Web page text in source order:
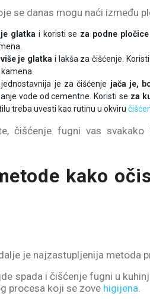
se danas mogu naći između
glatka i koristi se za podne pločice
je glatka i lakša za čišćenje.
je za čišćenje jača je,
vode od cementne. Koristi se za
treba uvesti kao rutinu u okviru
čišćenje fugni vas
kako
je najzastupljenija metoda
spada i čišćenje fugni u
procesa koji se zove higijena.